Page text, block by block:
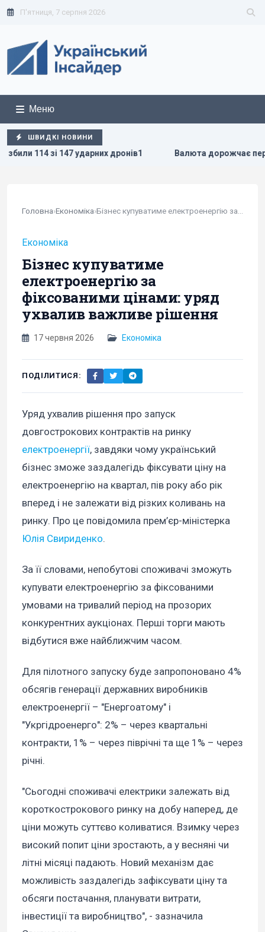
П'ятниця, 7 серпня 2026
Меню
ШВИДКІ НОВИНИ
ударних дронів1 Валюта дорожчає перед вихідними:
Головна›Економіка›Бізнес купуватиме електроенергію за...
Економіка
Бізнес купуватиме
електроенергію за
фіксованими цінами: уряд
ухвалив важливе рішення
17 червня 2026 Економіка
ПОДІЛИТИСЯ:
Уряд ухвалив рішення про запуск
довгострокових контрактів на ринку
електроенергії, завдяки чому український
бізнес зможе заздалегідь фіксувати ціну на
електроенергію на квартал, пів року або рік
вперед і не залежати від різких коливань на
ринку. Про це повідомила прем’єр-міністерка
Юлія Свириденко.
За її словами, непобутові споживачі зможуть
купувати електроенергію за фіксованими
умовами на тривалий період на прозорих
конкурентних аукціонах. Перші торги мають
відбутися вже найближчим часом.
Для пілотного запуску буде запропоновано 4%
обсягів генерації державних виробників
електроенергії – "Енергоатому" і
"Укргідроенерго": 2% – через квартальні
контракти, 1% – через піврічні та ще 1% – через
річні.
"Сьогодні споживачі електрики залежать від
короткострокового ринку на добу наперед, де
ціни можуть суттєво коливатися. Взимку через
високий попит ціни зростають, а у весняні чи
літні місяці падають. Новий механізм дає
можливість заздалегідь зафіксувати ціну та
обсяги постачання, планувати витрати,
інвестиції та виробництво", - зазначила